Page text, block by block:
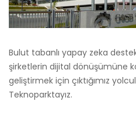
Bulut tabanlı yapay zeka
şirketlerin dijital dönüşümüne
geliştirmek için çıktığımız
Teknoparktayız.